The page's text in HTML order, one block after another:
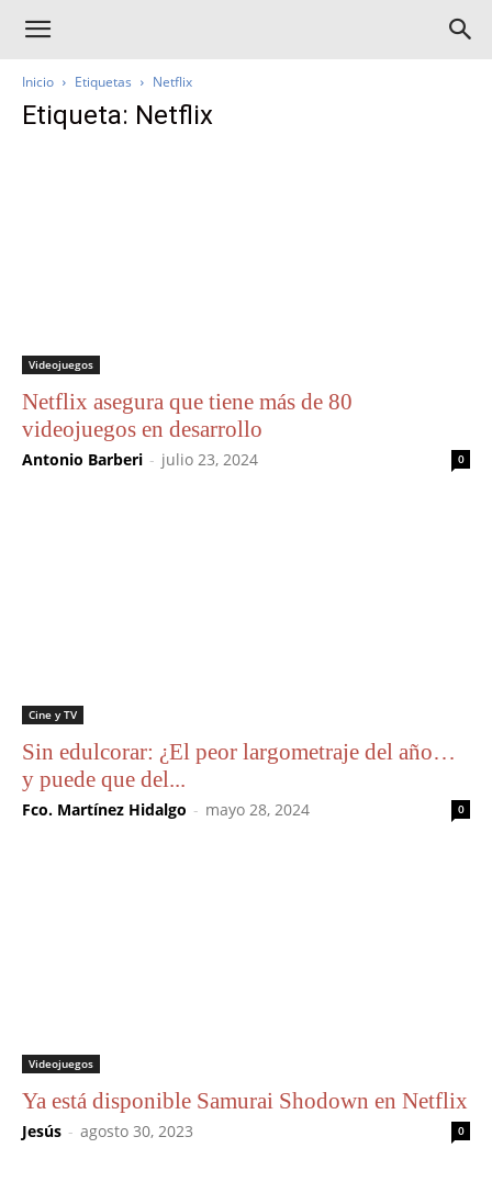
Inicio Etiquetas Netflix
Etiqueta: Netflix
Videojuegos
Netflix asegura que tiene más de 80
videojuegos en desarrollo
Antonio Barberi - julio 23, 2024 0
Cine y TV
Sin edulcorar: ¿El peor largometraje del año…
y puede que del...
Fco. Martínez Hidalgo - mayo 28, 2024 0
Videojuegos
Ya está disponible Samurai Shodown en Netflix
Jesús - agosto 30, 2023 0